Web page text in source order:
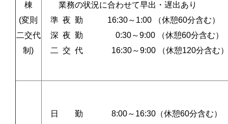
棟
(変則
二交代
制)
業務の状況に合わせて早出・遅出あり
準 夜 勤 16:30～1:00 （休憩60分含む）
深 夜 勤 0:30～9:00 （休憩60分含む）
二 交 代 16:30～9:00 （休憩
日 勤 8:00～16:30（休憩60分含む）